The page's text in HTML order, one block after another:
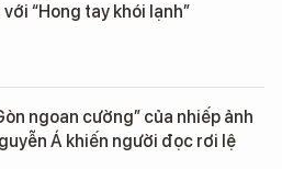
“Hong tay khói lạnh”
ngoan cường” của nhiếp ảnh
Á khiến người đọc rơi lệ